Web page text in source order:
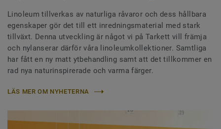
Linoleum tillverkas av naturliga råvaror och dess hållbara
egenskaper gör det till ett inredningsmaterial med stark
tillväxt. Denna utveckling är något vi på Tarkett vill främja
och nylanserar därför våra linoleumkollektioner. Samtliga
har fått en ny matt ytbehandling samt att det tillkommer en
rad nya naturinspirerade och varma färger.
LÄS MER OM NYHETERNA